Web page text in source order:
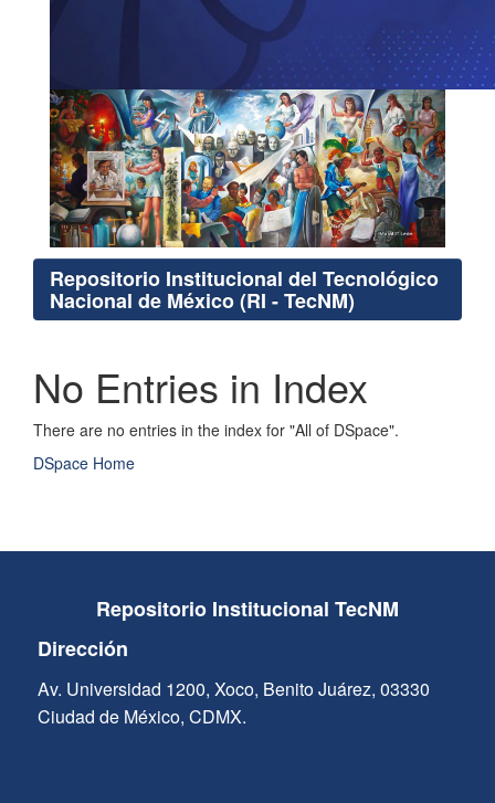
Repositorio Institucional del Tecnológico
Nacional de México (RI - TecNM)
No Entries in Index
There are no entries in the index for "All of DSpace".
DSpace Home
Repositorio Institucional TecNM
Dirección
Av. Universidad 1200, Xoco, Benito Juárez, 03330
Ciudad de México, CDMX.